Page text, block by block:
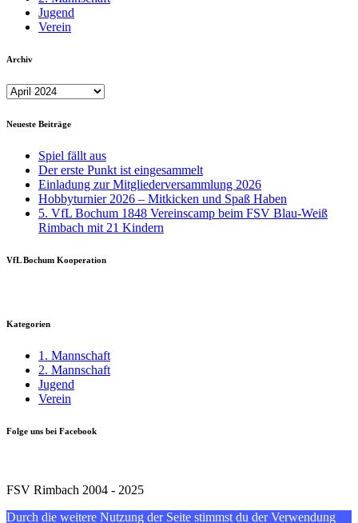
Jugend
Verein
Archiv
Archiv
Neueste Beiträge
Spiel fällt aus
Der erste Punkt ist eingesammelt
Einladung zur Mitgliederversammlung 2026
Hobbyturnier 2026 – Mitkicken und Spaß Haben
5. VfL Bochum 1848 Vereinscamp beim FSV Blau-Weiß
Rimbach mit 21 Kindern
VfL Bochum Kooperation
Kategorien
1. Mannschaft
2. Mannschaft
Jugend
Verein
Folge uns bei Facebook
FSV Rimbach 2004 - 2025
Durch die weitere Nutzung der Seite stimmst du der Verwendung